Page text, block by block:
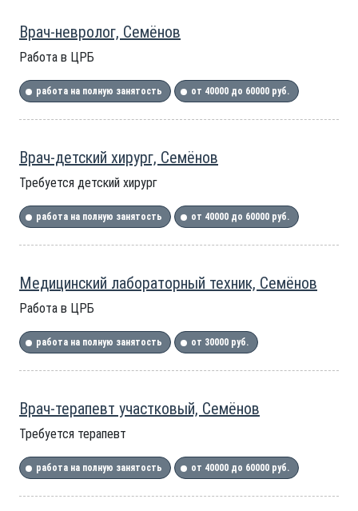
Врач-невролог, Семёнов
Работа в ЦРБ
работа на полную занятость от 40000 до 60000 руб.
Врач-детский хирург, Семёнов
Требуется детский хирург
работа на полную занятость от 40000 до 60000 руб.
Медицинский лабораторный техник, Семёнов
Работа в ЦРБ
работа на полную занятость от 30000 руб.
Врач-терапевт участковый, Семёнов
Требуется терапевт
работа на полную занятость от 40000 до 60000 руб.